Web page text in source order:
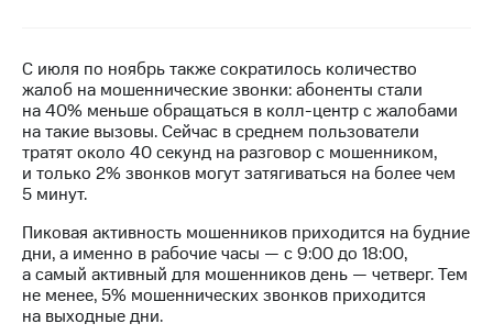
Новости
в
регионе
и акционерам
Корпоративное
Корпоративный
секретарь
Раскрытие
информации
Информация
С июля по ноябрь также сократилось количество
жалоб на мошеннические звонки: абоненты стали
на 40% меньше обращаться в колл-центр с жалобами
на такие вызовы. Сейчас в среднем пользователи
тратят около 40 секунд на разговор с мошенником,
и только 2% звонков могут затягиваться на более чем
5 минут.
Пиковая активность мошенников приходится на будние
дни, а именно в рабочие часы — с 9:00 до 18:00,
а самый активный для мошенников день — четверг. Тем
не менее, 5% мошеннических звонков приходится
на выходные дни.